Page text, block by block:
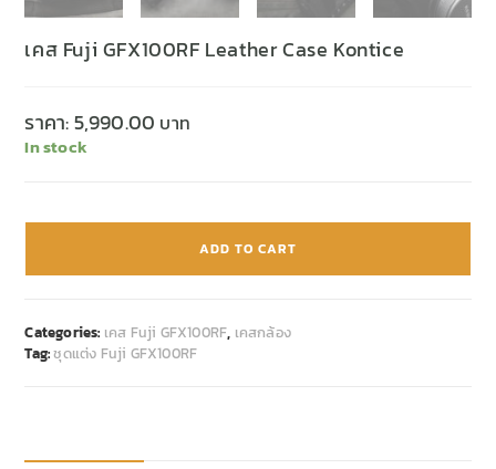
เคส Fuji GFX100RF Leather Case Kontice
ราคา:5,990.00
In stock
ADD TO CART
Categories: เคส Fuji GFX100RF, เคสกล้อง
Tag:ชุดแต่ง Fuji GFX100RF